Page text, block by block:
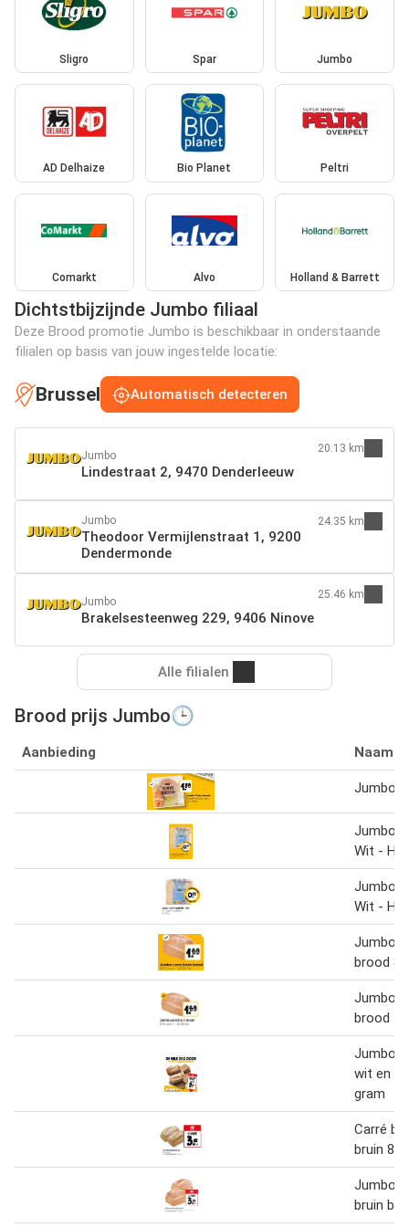
Sligro Spar Jumbo
AD Delhaize Bio Planet Peltri
Comarkt Alvo Holland & Barrett
Dichtstbijzijnde Jumbo filiaal
Deze Brood promotie Jumbo is beschikbaar in onderstaande
filialen op basis van jouw ingestelde locatie:
Brussel Automatisch detecteren
Jumbo
Lindestraat 2, 9470 Denderleeuw
20.13 km
Jumbo
Theodoor Vermijlenstraat 1, 9200
Dendermonde
24.35 km
Jumbo
Brakelsesteenweg 229, 9406 Ninove
25.46 km
Alle filialen
Brood prijs Jumbo🕒
Aanbieding Naam
Jumbo
Jumbo
Wit -
Jumbo
Wit -
Jumbo
brood
Jumbo
brood
Jumbo
wit en
gram
Carré
bruin
Jumbo
bruin